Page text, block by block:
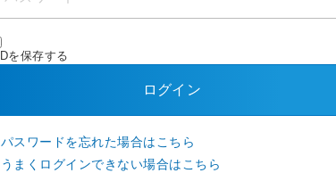
IDを保存する
ログイン
パスワードを忘れた場合はこちら
うまくログインできない場合はこちら